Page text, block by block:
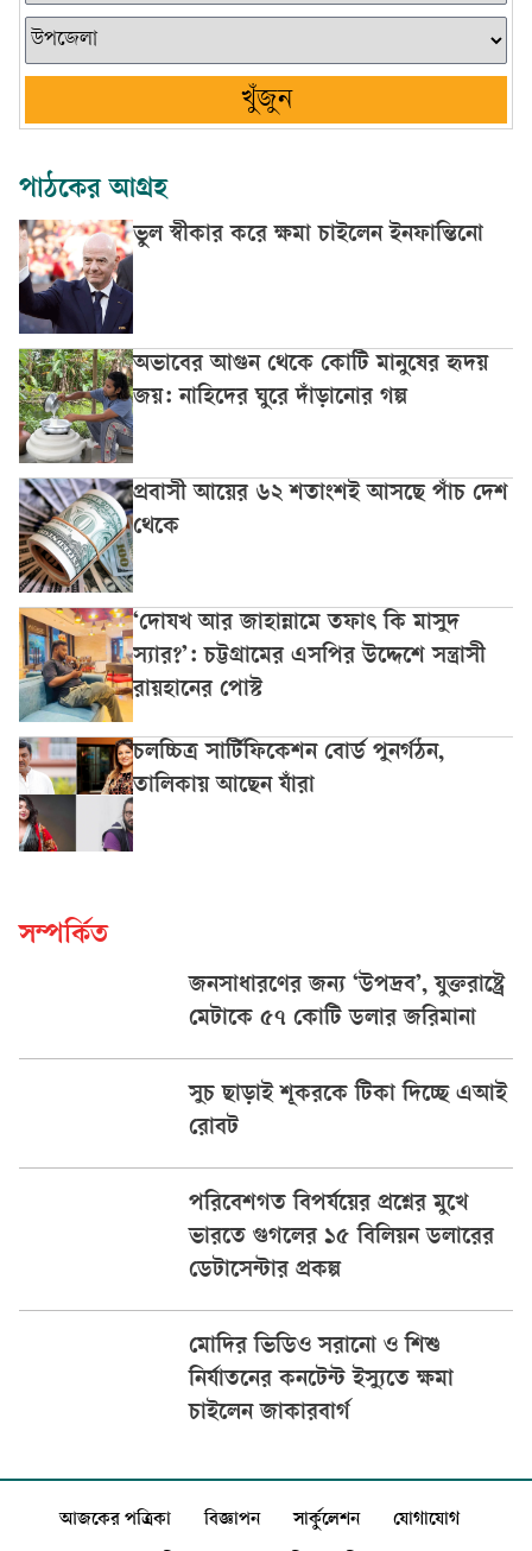
খুঁজুন
পাঠকের আগ্রহ
ভুল স্বীকার করে ক্ষমা চাইলেন ইনফান্তিনো
অভাবের আগুন থেকে কোটি মানুষের হৃদয়
জয়: নাহিদের ঘুরে দাঁড়ানোর গল্প
প্রবাসী আয়ের ৬২ শতাংশই আসছে পাঁচ দেশ
থেকে
‘দোযখ আর জাহান্নামে তফাৎ কি মাসুদ
স্যার?’: চট্টগ্রামের এসপির উদ্দেশে সন্ত্রাসী
রায়হানের পোস্ট
চলচ্চিত্র সার্টিফিকেশন বোর্ড পুনর্গঠন,
তালিকায় আছেন যাঁরা
সম্পর্কিত
জনসাধারণের জন্য ‘উপদ্রব’, যুক্তরাষ্ট্রে
মেটাকে ৫৭ কোটি ডলার জরিমানা
সুচ ছাড়াই শূকরকে টিকা দিচ্ছে এআই
রোবট
পরিবেশগত বিপর্যয়ের প্রশ্নের মুখে
ভারতে গুগলের ১৫ বিলিয়ন ডলারের
ডেটাসেন্টার প্রকল্প
মোদির ভিডিও সরানো ও শিশু
নির্যাতনের কনটেন্ট ইস্যুতে ক্ষমা
চাইলেন জাকারবার্গ
আজকের পত্রিকা বিজ্ঞাপন সার্কুলেশন যোগাযোগ